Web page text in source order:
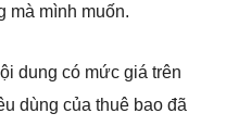
mà mình muốn.
dung có mức giá trên
dùng của thuê bao đã